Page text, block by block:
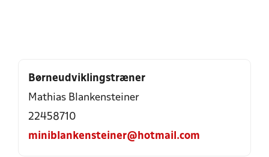
Børneudviklingstræner
Mathias Blankensteiner
22458710
miniblankensteiner@hotmail.com